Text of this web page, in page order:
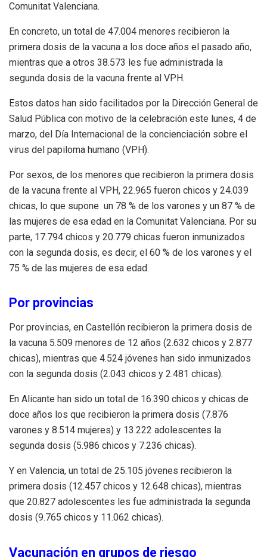
Comunitat Valenciana.
En concreto, un total de 47.004 menores recibieron la
primera dosis de la vacuna a los doce años el pasado año,
mientras que a otros 38.573 les fue administrada la
segunda dosis de la vacuna frente al VPH.
Estos datos han sido facilitados por la Dirección General de
Salud Pública con motivo de la celebración este lunes, 4 de
marzo, del Día Internacional de la concienciación sobre el
virus del papiloma humano (VPH).
Por sexos, de los menores que recibieron la primera dosis
de la vacuna frente al VPH, 22.965 fueron chicos y 24.039
chicas, lo que supone un 78 % de los varones y un 87 % de
las mujeres de esa edad en la Comunitat Valenciana. Por su
parte, 17.794 chicos y 20.779 chicas fueron inmunizados
con la segunda dosis, es decir, el 60 % de los varones y el
75 % de las mujeres de esa edad.
Por provincias
Por provincias, en Castellón recibieron la primera dosis de
la vacuna 5.509 menores de 12 años (2.632 chicos y 2.877
chicas), mientras que 4.524 jóvenes han sido inmunizados
con la segunda dosis (2.043 chicos y 2.481 chicas).
En Alicante han sido un total de 16.390 chicos y chicas de
doce años los que recibieron la primera dosis (7.876
varones y 8.514 mujeres) y 13.222 adolescentes la
segunda dosis (5.986 chicos y 7.236 chicas).
Y en Valencia, un total de 25.105 jóvenes recibieron la
primera dosis (12.457 chicos y 12.648 chicas), mientras
que 20.827 adolescentes les fue administrada la segunda
dosis (9.765 chicos y 11.062 chicas).
Vacunación en grupos de riesgo